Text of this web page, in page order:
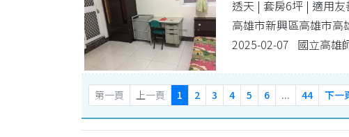
透天 | 套房6坪 | 適用
高雄市新興區高雄市
2025-02-07 國立高雄
第一頁 上一頁 1 2 3 4 5 6 ... 44 下一